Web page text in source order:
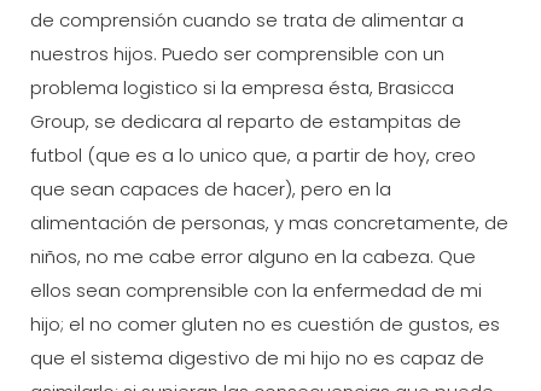
de comprensión cuando se trata de alimentar a
nuestros hijos. Puedo ser comprensible con un
problema logistico si la empresa ésta, Brasicca
Group, se dedicara al reparto de estampitas de
futbol (que es a lo unico que, a partir de hoy, creo
que sean capaces de hacer), pero en la
alimentación de personas, y mas concretamente, de
niños, no me cabe error alguno en la cabeza. Que
ellos sean comprensible con la enfermedad de mi
hijo; el no comer gluten no es cuestión de gustos, es
que el sistema digestivo de mi hijo no es capaz de